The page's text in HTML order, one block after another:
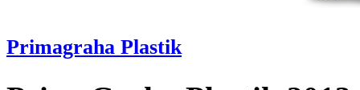
Primagraha Plastik